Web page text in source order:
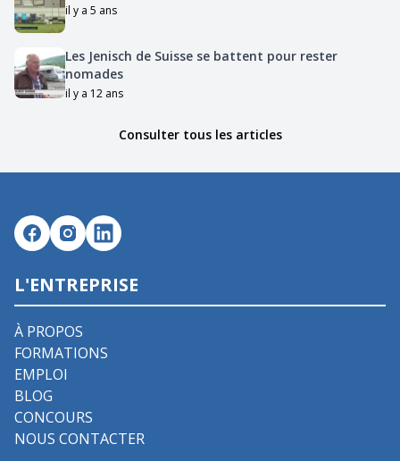
il y a 5 ans
Les Jenisch de Suisse se battent pour rester
nomades
il y a 12 ans
Consulter tous les articles
L'ENTREPRISE
À PROPOS
FORMATIONS
EMPLOI
BLOG
CONCOURS
NOUS CONTACTER